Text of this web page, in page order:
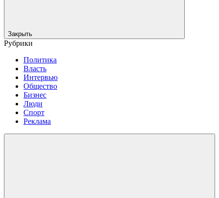
Закрыть
Рубрики
Политика
Власть
Интервью
Общество
Бизнес
Люди
Спорт
Реклама